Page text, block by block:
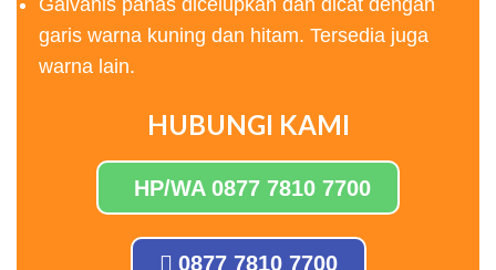
Galvanis panas dicelupkan dan dicat dengan
garis warna kuning dan hitam. Tersedia juga
warna lain.
HUBUNGI KAMI
HP/WA 0877 7810 7700
0877 7810 7700